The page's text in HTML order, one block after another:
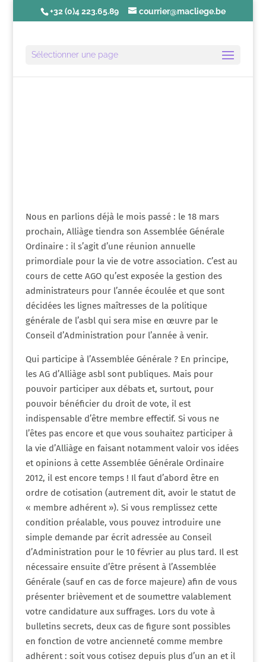
+32 (0)4 223.65.89 courrier@macliege.be
Sélectionner une page
Nous en parlions déjà le mois passé : le 18 mars
prochain, Alliàge tiendra son Assemblée Générale
Ordinaire : il s’agit d’une réunion annuelle
primordiale pour la vie de votre association. C’est au
cours de cette AGO qu’est exposée la gestion des
administrateurs pour l’année écoulée et que sont
décidées les lignes maîtresses de la politique
générale de l’asbl qui sera mise en œuvre par le
Conseil d’Administration pour l’année à venir.
Qui participe à l’Assemblée Générale ? En principe,
les AG d’Alliàge asbl sont publiques. Mais pour
pouvoir participer aux débats et, surtout, pour
pouvoir bénéficier du droit de vote, il est
indispensable d’être membre effectif. Si vous ne
l’êtes pas encore et que vous souhaitez participer à
la vie d’Alliàge en faisant notamment valoir vos idées
et opinions à cette Assemblée Générale Ordinaire
2012, il est encore temps ! Il faut d’abord être en
ordre de cotisation (autrement dit, avoir le statut de
« membre adhérent »). Si vous remplissez cette
condition préalable, vous pouvez introduire une
simple demande par écrit adressée au Conseil
d’Administration pour le 10 février au plus tard. Il est
nécessaire ensuite d’être présent à l’Assemblée
Générale (sauf en cas de force majeure) afin de vous
présenter brièvement et de soumettre valablement
votre candidature aux suffrages. Lors du vote à
bulletins secrets, deux cas de figure sont possibles
en fonction de votre ancienneté comme membre
adhérent : soit vous cotisez depuis plus d’un an et il